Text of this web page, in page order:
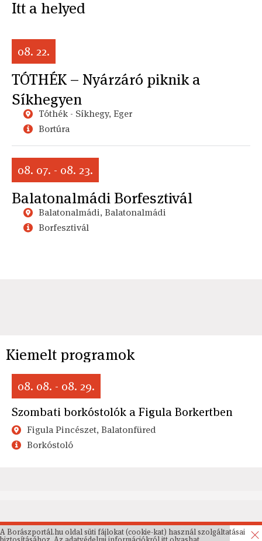
Itt a helyed
08. 22.
TÓTHÉK – Nyárzáró piknik a
Síkhegyen
Tóthék - Síkhegy, Eger
Bortúra
08. 07. - 08. 23.
Balatonalmádi Borfesztivál
Balatonalmádi, Balatonalmádi
Borfesztivál
Kiemelt programok
08. 08. - 08. 29.
Szombati borkóstolók a Figula Borkertben
Figula Pincészet, Balatonfüred
Borkóstoló
A Borászportál.hu oldal süti fájlokat (cookie-kat) használ szolgáltatásai